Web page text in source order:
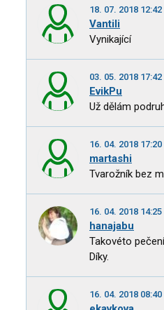
18. 07. 2018 12:42
Vantili
Vynikající
03. 05. 2018 17:42
EvikPu
Už dělám
16. 04. 2018 17:20
martashi
Tvarožník bez
16. 04. 2018 14:25
hanajabu
Takovéto
Díky.
16. 04. 2018 08:40